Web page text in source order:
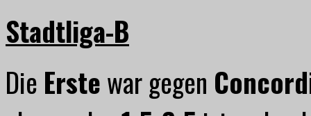
Stadtliga-B
Die Erstewar gegen